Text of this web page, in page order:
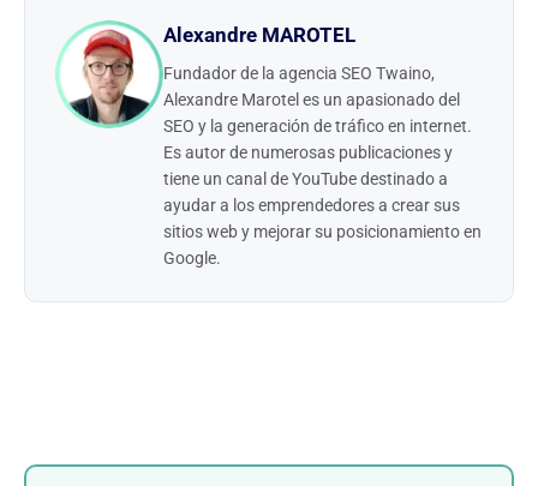
Alexandre MAROTEL
Fundador de la agencia SEO Twaino,
Alexandre Marotel es un apasionado del
SEO y la generación de tráfico en internet.
Es autor de numerosas publicaciones y
tiene un canal de YouTube destinado a
ayudar a los emprendedores a crear sus
sitios web y mejorar su posicionamiento en
Google.